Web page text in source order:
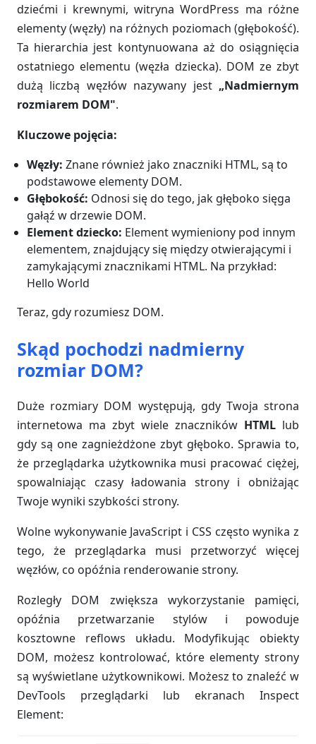
dziećmi i krewnymi, witryna WordPress ma różne
elementy (węzły) na różnych poziomach (głębokość).
Ta hierarchia jest kontynuowana aż do osiągnięcia
ostatniego elementu (węzła dziecka). DOM ze zbyt
dużą liczbą węzłów nazywany jest „Nadmiernym
rozmiarem DOM".
Kluczowe pojęcia:
Węzły: Znane również jako znaczniki HTML, są to
podstawowe elementy DOM.
Głębokość: Odnosi się do tego, jak głęboko sięga
gałąź w drzewie DOM.
Element dziecko: Element wymieniony pod innym
elementem, znajdujący się między otwierającymi i
zamykającymi znacznikami HTML. Na przykład:
Hello World
Teraz, gdy rozumiesz DOM.
Skąd pochodzi nadmierny
rozmiar DOM?
Duże rozmiary DOM występują, gdy Twoja strona
internetowa ma zbyt wiele znaczników HTML lub
gdy są one zagnieżdżone zbyt głęboko. Sprawia to,
że przeglądarka użytkownika musi pracować ciężej,
spowalniając czasy ładowania strony i obniżając
Twoje wyniki szybkości strony.
Wolne wykonywanie JavaScript i CSS często wynika z
tego, że przeglądarka musi przetworzyć więcej
węzłów, co opóźnia renderowanie strony.
Rozległy DOM zwiększa wykorzystanie pamięci,
opóźnia przetwarzanie stylów i powoduje
kosztowne reflows układu. Modyfikując obiekty
DOM, możesz kontrolować, które elementy strony
są wyświetlane użytkownikowi. Możesz to znaleźć w
DevTools przeglądarki lub ekranach Inspect
Element: